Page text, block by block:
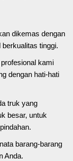
dikemas dengan
tinggi.
kami
dengan hati-hati
truk yang
besar, untuk
barang-barang
Anda.